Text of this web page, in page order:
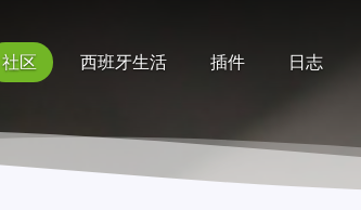
社区 西班牙生活 插件 日志